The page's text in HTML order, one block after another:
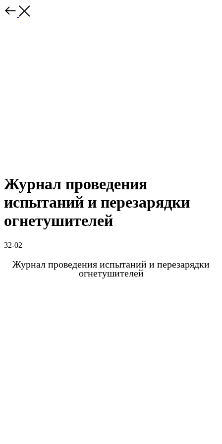
Журнал проведения
испытаний и перезарядки
огнетушителей
32-02
Журнал проведения испытаний и перезарядки
огнетушителей